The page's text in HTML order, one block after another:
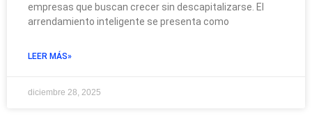
empresas que buscan crecer sin descapitalizarse. El
arrendamiento inteligente se presenta como
LEER MÁS»
diciembre 28, 2025